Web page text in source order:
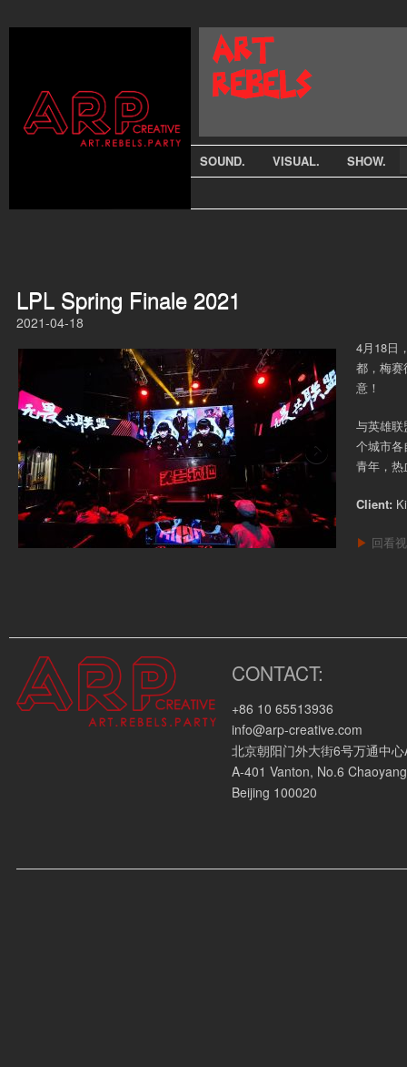
SOUND. VISUAL. SHOW.
LPL Spring Finale 2021
2021-04-18
4月18日
都，梅
意！
与英雄
个城市各
青年，
Client:
▶ 回看
CONTACT:
+86 10 65513936
info@arp-creative.com
北京朝阳门外大街6号万通中
A-401 Vanton, No.6
Beijing 100020